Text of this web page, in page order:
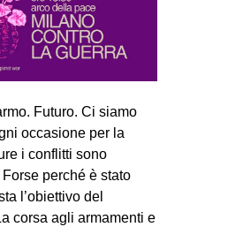
Futuro. Ci siamo
occasione per la
i conflitti sono
perché è stato
l’obiettivo del
corsa agli armamenti e